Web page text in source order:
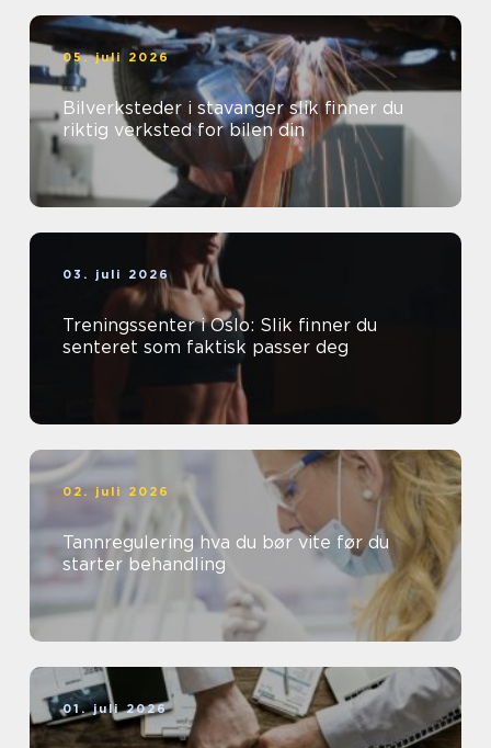
05. juli 2026
Bilverksteder i stavanger slik finner du
riktig verksted for bilen din
03. juli 2026
Treningssenter i Oslo: Slik finner du
senteret som faktisk passer deg
02. juli 2026
Tannregulering hva du bør vite før du
starter behandling
01. juli 2026